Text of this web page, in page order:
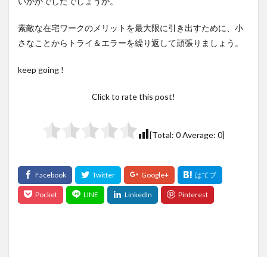
素敵な在宅ワークのメリットを最大限に引き出すために、小
さなことからトライ＆エラーを繰り返して頑張りましょう。
keep going !
Click to rate this post!
[Total: 0Average: 0]